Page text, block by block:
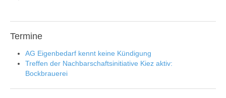
Termine
AG Eigenbedarf kennt keine Kündigung
Treffen der Nachbarschaftsinitiative Kiez aktiv:
Bockbrauerei